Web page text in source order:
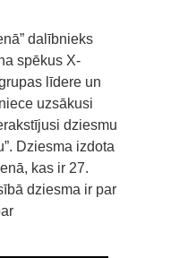
dalībnieks
spēkus X-
līdere un
uzsākusi
dziesmu
Dziesma izdota
kas ir 27.
dziesma ir par